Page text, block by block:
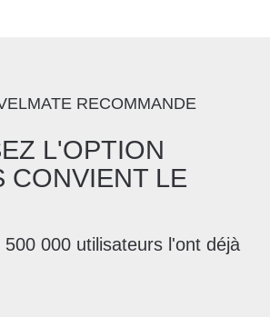
RECOMMANDE
L'OPTION
CONVIENT LE
000 utilisateurs l'ont déjà